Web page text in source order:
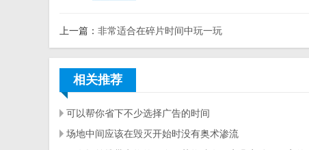
上一篇： 非常适合在碎片时间中玩一玩
相关推荐
可以帮你省下不少选择广告的时间
场地中间应该在毁灭开始时没有奥术渗流